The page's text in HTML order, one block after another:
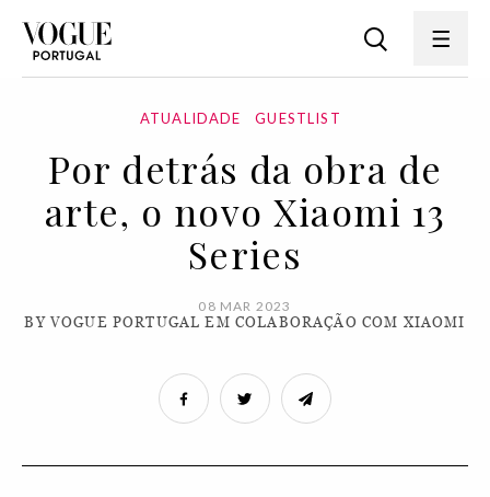
ATUALIDADE GUESTLIST
Por detrás da obra de
arte, o novo Xiaomi 13
Series
08 MAR 2023
BY VOGUE PORTUGAL EM COLABORAÇÃO COM XIAOMI